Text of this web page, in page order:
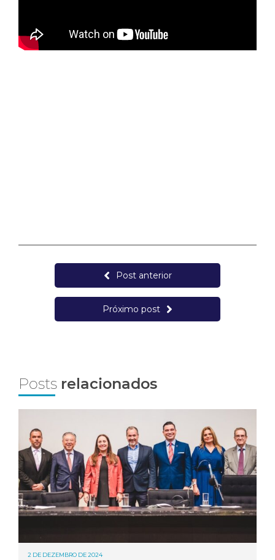
Post anterior
Próximo post
Posts relacionados
2 DE DEZEMBRO DE 2024